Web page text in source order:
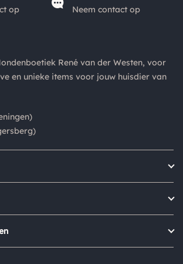
Dan retourneren wij het
besteld hebt niet naar wens? Dan kan je
binnen 14 dagen. De
€ 6.75 en zijn voor eigen rekening.
pakketpunt worden geleverd halen wij
op
Neem contact op
René van der Westen, voor
en unieke items voor jouw huisdier van